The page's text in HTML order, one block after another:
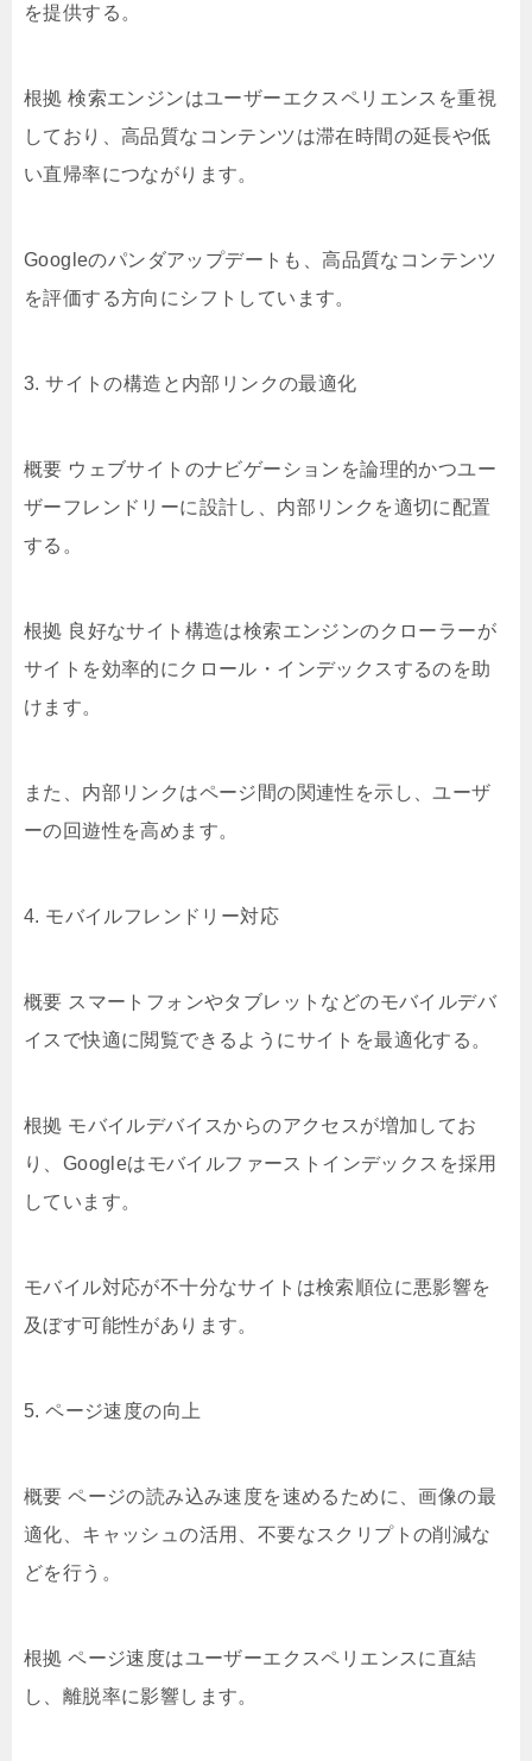
を提供する。
根拠 検索エンジンはユーザーエクスペリエンスを重視
しており、高品質なコンテンツは滞在時間の延長や低
い直帰率につながります。
Googleのパンダアップデートも、高品質なコンテンツ
を評価する方向にシフトしています。
3. サイトの構造と内部リンクの最適化
概要 ウェブサイトのナビゲーションを論理的かつユー
ザーフレンドリーに設計し、内部リンクを適切に配置
する。
根拠 良好なサイト構造は検索エンジンのクローラーが
サイトを効率的にクロール・インデックスするのを助
けます。
また、内部リンクはページ間の関連性を示し、ユーザ
ーの回遊性を高めます。
4. モバイルフレンドリー対応
概要 スマートフォンやタブレットなどのモバイルデバ
イスで快適に閲覧できるようにサイトを最適化する。
根拠 モバイルデバイスからのアクセスが増加してお
り、Googleはモバイルファーストインデックスを採用
しています。
モバイル対応が不十分なサイトは検索順位に悪影響を
及ぼす可能性があります。
5. ページ速度の向上
概要 ページの読み込み速度を速めるために、画像の最
適化、キャッシュの活用、不要なスクリプトの削減な
どを行う。
根拠 ページ速度はユーザーエクスペリエンスに直結
し、離脱率に影響します。